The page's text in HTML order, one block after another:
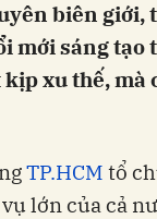
biên giới,
mới sáng tạo
xu thế, mà
TP.HCM tổ
lớn của cả